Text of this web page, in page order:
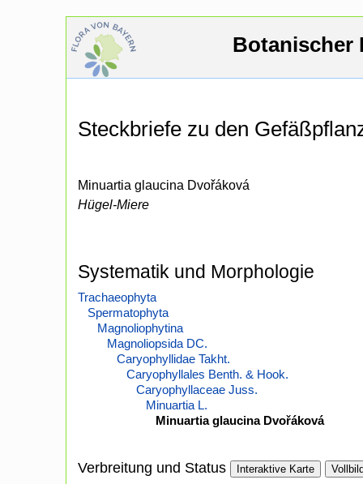
Botanischer
Steckbriefe zu den
Minuartia glaucina Dvořáková
Hügel-Miere
Systematik und Morphologie
Trachaeophyta
Spermatophyta
Magnoliophytina
Magnoliopsida DC.
Caryophyllidae Takht.
Caryophyllales Benth. & Hook.
Caryophyllaceae Juss.
Minuartia L.
Minuartia glaucina Dvořáková
Verbreitung und Status Interaktive Karte